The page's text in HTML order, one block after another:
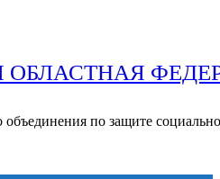
ОБЛАСТНАЯ
по защите